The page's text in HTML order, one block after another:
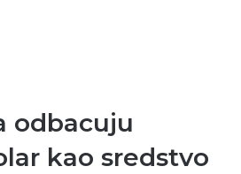
odbacuju
kao sredstvo